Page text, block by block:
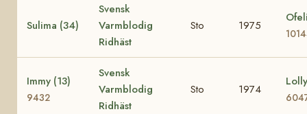
Sulima (34)
Svensk
Varmblodig
Ridhäst
Sto 1975
Immy (13)
9432
Svensk
Varmblodig
Ridhäst
Sto 1974